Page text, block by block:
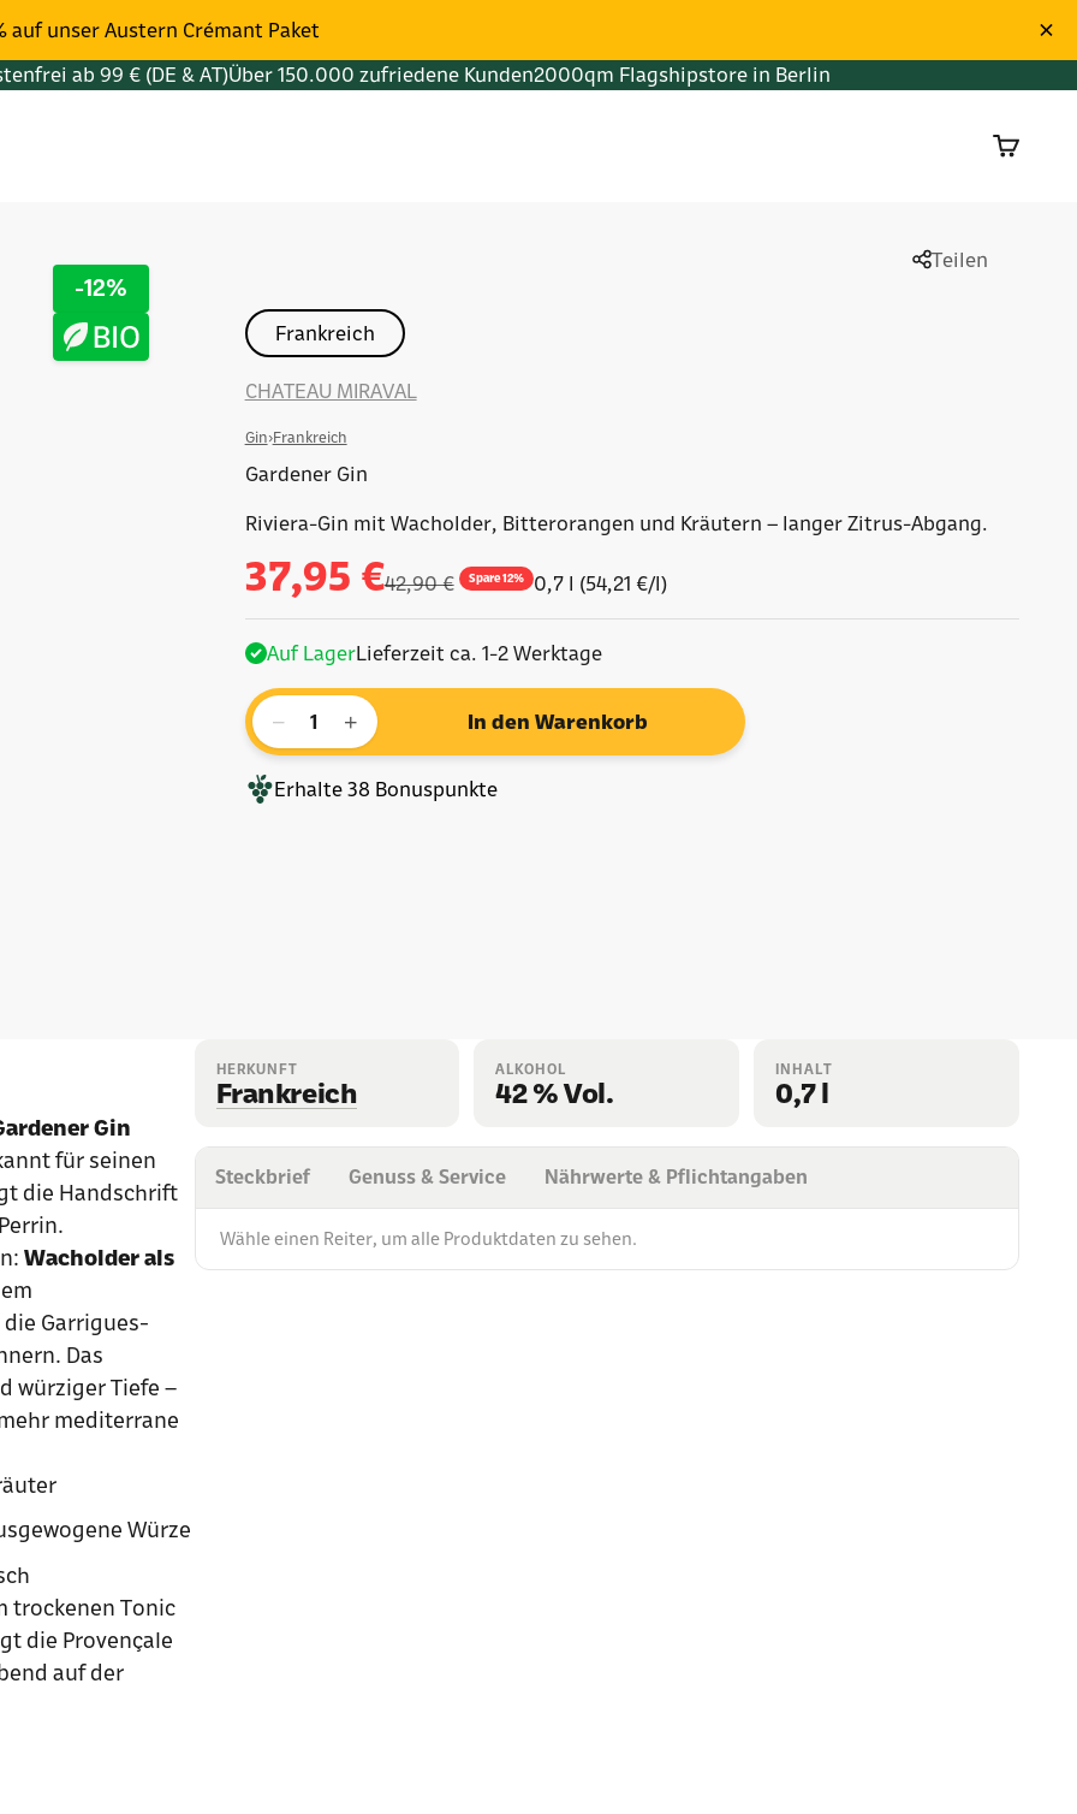
auf unser Austern Crémant Paket
ab 99 € (DE & AT)Über 150.000 zufriedene Kunden2000qm Flagshipstore in Berlin
-12%
Teilen
Frankreich
CHATEAU MIRAVAL
Gin›Frankreich
Gardener Gin
Riviera-Gin mit Wacholder, Bitterorangen und Kräutern – langer Zitrus-Abgang.
Angebot
37,95 €Regulärer Preis
42,90 € Spare 12% 0,7 l (54,21 €/l)
Auf LagerLieferzeit ca. 1-2 Werktage
− + In den Warenkorb
Erhalte 38 Bonuspunkte
Gin
für seinen
die Handschrift
Wacholder als
Garrigues-
Das
würziger Tiefe –
mediterrane
Würze
trockenen Tonic
die Provençale
auf der
HERKUNFT
Frankreich
ALKOHOL
42 % Vol.
INHALT
0,7 l
Steckbrief Genuss & Service Nährwerte & Pflichtangaben
Wähle einen Reiter, um alle Produktdaten zu sehen.